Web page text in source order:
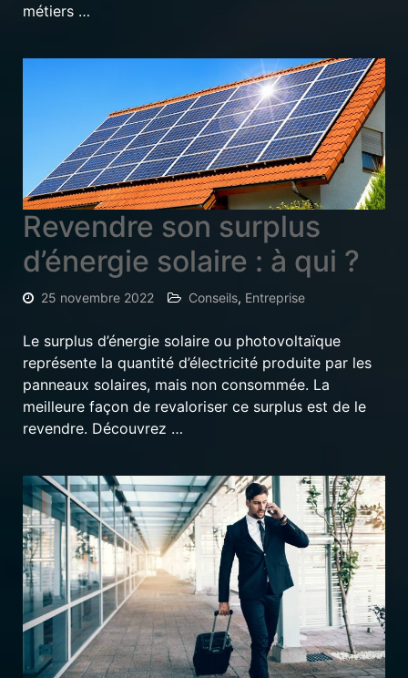
métiers …
Revendre son surplus
d’énergie solaire : à qui ?
25 novembre 2022 Conseils, Entreprise
Le surplus d’énergie solaire ou photovoltaïque
représente la quantité d’électricité produite par les
panneaux solaires, mais non consommée. La
meilleure façon de revaloriser ce surplus est de le
revendre. Découvrez …